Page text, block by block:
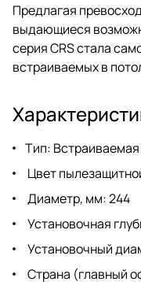
Предлагая
выдающиеся
серия CRS стала
встраиваемых в
Тип: Встраиваемая
Цвет
Диаметр, мм: 244
Установочная
Установочный
Страна (главный